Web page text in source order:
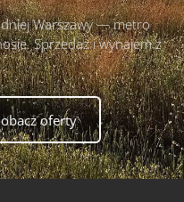
Warszawy — metro
Sprzedaż i wynajem z
oferty